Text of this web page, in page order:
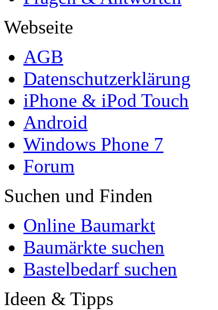
Webseite
AGB
Datenschutzerklärung
iPhone & iPod Touch
Android
Windows Phone 7
Forum
Suchen und Finden
Online Baumarkt
Baumärkte suchen
Bastelbedarf suchen
Ideen & Tipps